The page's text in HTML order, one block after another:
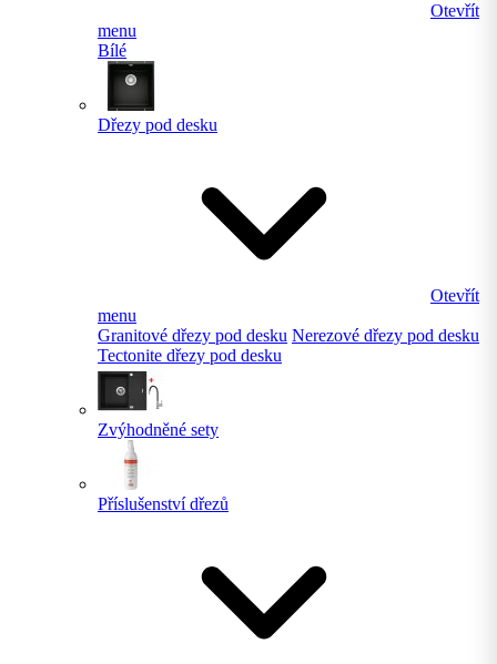
Otevřít
menu
Bílé
Dřezy pod desku
Otevřít
menu
Granitové dřezy pod desku Nerezové dřezy pod desku
Tectonite dřezy pod desku
Zvýhodněné sety
Příslušenství dřezů